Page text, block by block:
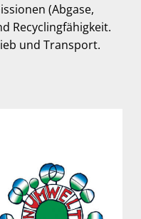
(Abgase,
Recyclingfähigkeit.
und Transport.